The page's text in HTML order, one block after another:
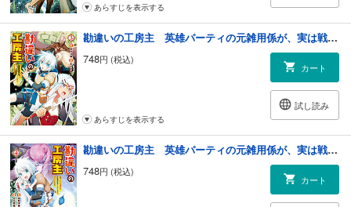
あらすじを表示する
勘違いの工房主 英雄パーティの元雑用係が、実は戦闘以外がSSSランクだったというよくある話３
748円 (税込)
カート
試し読み
あらすじを表示する
勘違いの工房主 英雄パーティの元雑用係が、実は戦闘以外がSSSランクだったというよくある話４
748円 (税込)
カート